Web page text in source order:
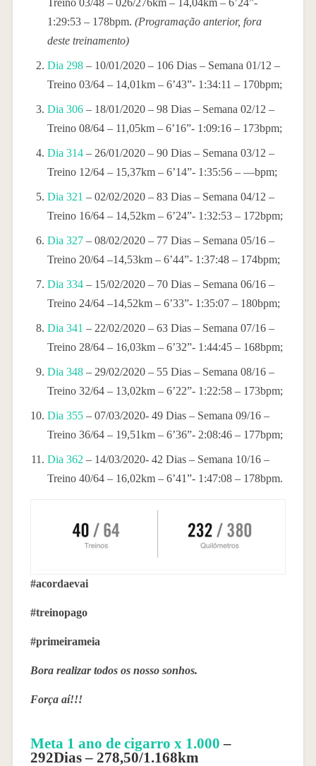
1:29:53 – 178bpm. (Programação anterior, fora
deste treinamento)
Dia 298– 10/01/2020 – 106 Dias – Semana 01/12 –
Treino 03/64 – 14,01km – 6’43”- 1:34:11 – 170bpm;
Dia 306– 18/01/2020 – 98 Dias – Semana 02/12 –
Treino 08/64 – 11,05km – 6’16”- 1:09:16 – 173bpm;
Dia 314– 26/01/2020 – 90 Dias – Semana 03/12 –
Treino 12/64 – 15,37km – 6’14”- 1:35:56 – —bpm;
Dia 321 – 02/02/2020 – 83 Dias – Semana 04/12 –
Treino 16/64 – 14,52km – 6’24”- 1:32:53 – 172bpm;
Dia 327– 08/02/2020 – 77 Dias – Semana 05/16 –
Treino 20/64 –14,53km – 6’44”- 1:37:48 – 174bpm;
Dia 334– 15/02/2020 – 70 Dias – Semana 06/16 –
Treino 24/64 –14,52km – 6’33”- 1:35:07 – 180bpm;
Dia 341 – 22/02/2020 – 63 Dias – Semana 07/16 –
Treino 28/64 – 16,03km – 6’32”- 1:44:45 – 168bpm;
Dia 348– 29/02/2020 – 55 Dias – Semana 08/16 –
Treino 32/64 – 13,02km – 6’22”- 1:22:58 – 173bpm;
Dia 355– 07/03/2020- 49 Dias – Semana 09/16 –
Treino 36/64 – 19,51km – 6’36”- 2:08:46 – 177bpm;
Dia 362 – 14/03/2020- 42 Dias – Semana 10/16 –
Treino 40/64 – 16,02km – 6’41”- 1:47:08 – 178bpm.
#acordaevai
#treinopago
#primeirameia
Bora realizar todos os nosso sonhos.
Força aí!!!
Meta 1 ano de cigarro x 1.000 –
292Dias – 278,50/1.168km